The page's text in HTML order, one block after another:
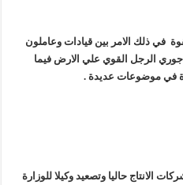
في ذلك الامر بين قيادات وعاملون
الرجل القوي علي الارض فيما
في موضوعات عديدة .
الانتاج حاليا وتصعيد وكيلا للوزارة